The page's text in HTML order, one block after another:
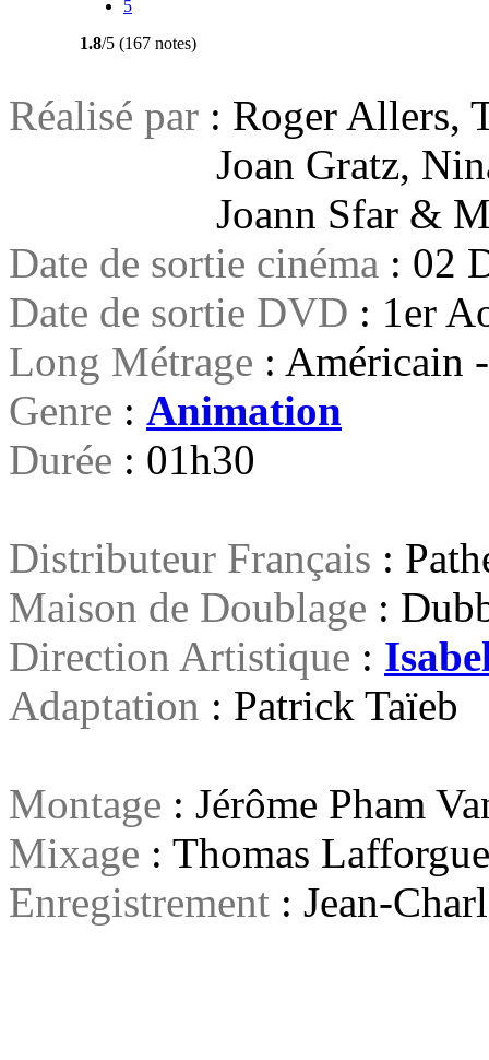
5
1.8/5 (167 notes)
Réalisé par : Roger Allers,
Joan Gratz, Nina
Joann Sfar &
Date de sortie cinéma : 02
Date de sortie DVD : 1er
Long Métrage : Américain
Genre : Animation
Durée : 01h30
Distributeur Français :
Maison de Doublage :
Direction Artistique :
Adaptation : Patrick Taïeb
Montage : Jérôme Pham
Mixage : Thomas Lafforgue
Enregistrement : Jean-